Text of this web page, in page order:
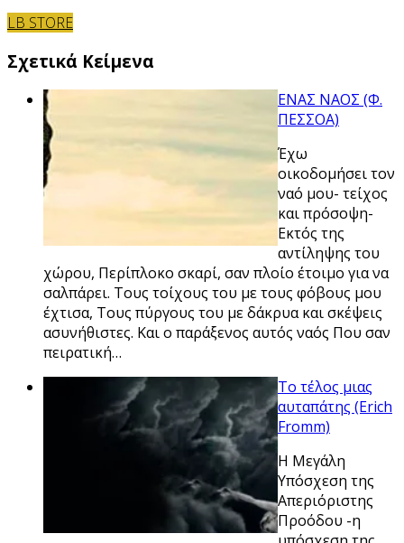
LB STORE
Σχετικά Κείμενα
ΕΝΑΣ ΝΑΟΣ (Φ.
ΠΕΣΣΟΑ)
Έχω
οικοδομήσει τον
ναό μου- τείχος
και πρόσοψη-
Εκτός της
αντίληψης του
χώρου, Περίπλοκο σκαρί, σαν πλοίο έτοιμο για να
σαλπάρει. Τους τοίχους του με τους φόβους μου
έχτισα, Τους πύργους του με δάκρυα και σκέψεις
ασυνήθιστες. Και ο παράξενος αυτός ναός Που σαν
πειρατική…
Το τέλος μιας
αυταπάτης (Erich
Fromm)
Η Μεγάλη
Υπόσχεση της
Απεριόριστης
Προόδου -η